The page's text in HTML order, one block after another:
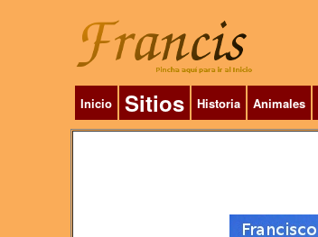
Inicio Sitios Historia Animales